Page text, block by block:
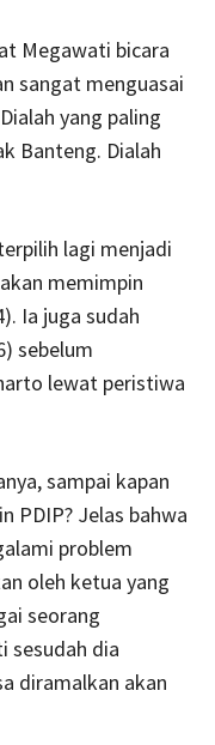
Megawati bicara
sangat menguasai
yang paling
Banteng. Dialah
lagi menjadi
memimpin
Ia juga sudah
sebelum
lewat peristiwa
sampai kapan
PDIP? Jelas bahwa
problem
oleh ketua yang
seorang
sesudah dia
diramalkan akan